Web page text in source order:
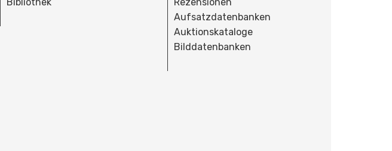
Aufsatzdatenbanken
Auktionskataloge
Bilddatenbanken